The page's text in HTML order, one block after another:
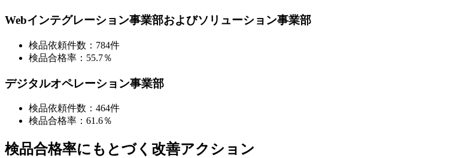
Webインテグレーション事業部およびソリューション事業部
検品依頼件数：784件
検品合格率：55.7％
デジタルオペレーション事業部
検品依頼件数：464件
検品合格率：61.6％
検品合格率にもとづく改善アクション